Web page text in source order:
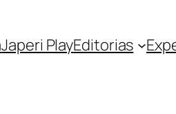
Japeri PlayEditorias